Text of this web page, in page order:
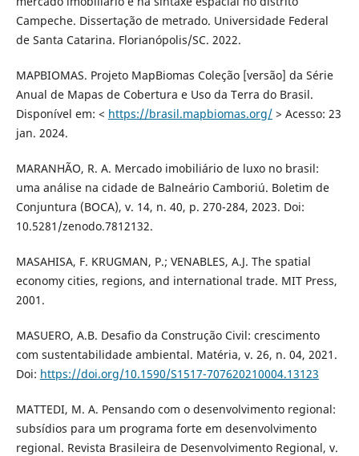
Campeche. Dissertação de metrado. Universidade Federal
de Santa Catarina. Florianópolis/SC. 2022.
MAPBIOMAS. Projeto MapBiomas Coleção [versão] da Série
Anual de Mapas de Cobertura e Uso da Terra do Brasil.
Disponível em: < https://brasil.mapbiomas.org/> Acesso: 23
jan. 2024.
MARANHÃO, R. A. Mercado imobiliário de luxo no brasil:
uma análise na cidade de Balneário Camboriú. Boletim de
Conjuntura (BOCA), v. 14, n. 40, p. 270-284, 2023. Doi:
10.5281/zenodo.7812132.
MASAHISA, F. KRUGMAN, P.; VENABLES, A.J. The spatial
economy cities, regions, and international trade. MIT Press,
2001.
MASUERO, A.B. Desafio da Construção Civil: crescimento
com sustentabilidade ambiental. Matéria, v. 26, n. 04, 2021.
Doi: https://doi.org/10.1590/S1517-707620210004.13123
MATTEDI, M. A. Pensando com o desenvolvimento regional:
subsídios para um programa forte em desenvolvimento
regional. Revista Brasileira de Desenvolvimento Regional, v.